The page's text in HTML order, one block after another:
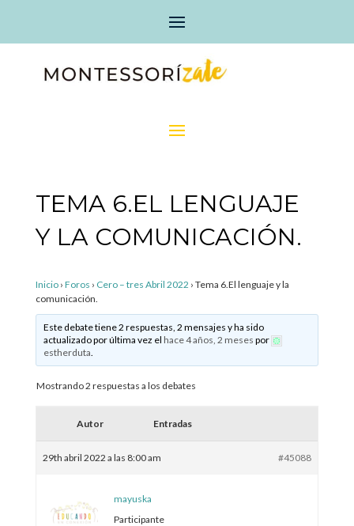
TEMA 6.EL LENGUAJE
Y LA COMUNICACIÓN.
Inicio › Foros › Cero – tres Abril 2022 › Tema 6.El lenguaje y la
comunicación.
Este debate tiene 2 respuestas, 2 mensajes y ha sido
actualizado por última vez el hace 4 años, 2 meses por
estherduta.
Mostrando 2 respuestas a los debates
Autor Entradas
29th abril 2022 a las 8:00 am #45088
mayuska
Participante